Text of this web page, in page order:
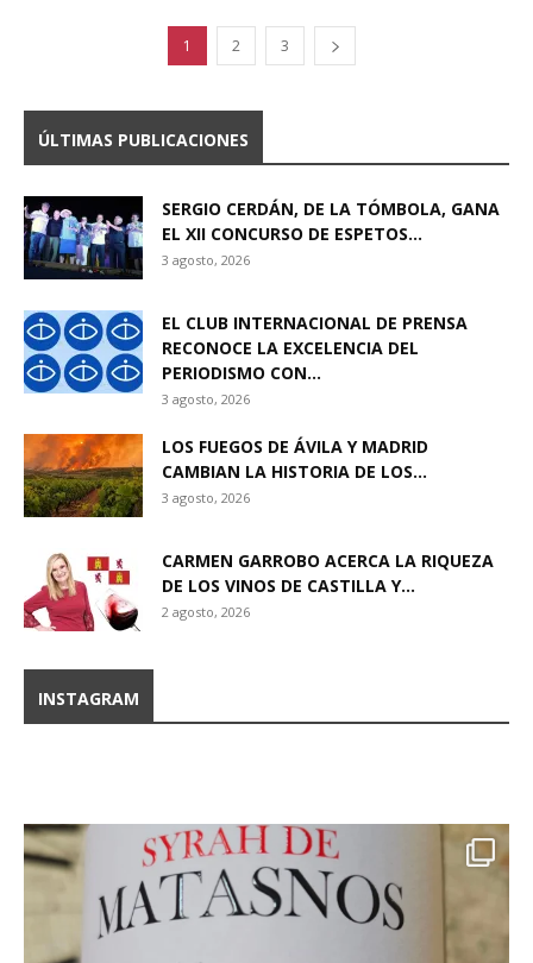
1 2 3
ÚLTIMAS PUBLICACIONES
SERGIO CERDÁN, DE LA TÓMBOLA, GANA
EL XII CONCURSO DE ESPETOS...
3 agosto, 2026
EL CLUB INTERNACIONAL DE PRENSA
RECONOCE LA EXCELENCIA DEL
PERIODISMO CON...
3 agosto, 2026
LOS FUEGOS DE ÁVILA Y MADRID
CAMBIAN LA HISTORIA DE LOS...
3 agosto, 2026
CARMEN GARROBO ACERCA LA RIQUEZA
DE LOS VINOS DE CASTILLA Y...
2 agosto, 2026
INSTAGRAM